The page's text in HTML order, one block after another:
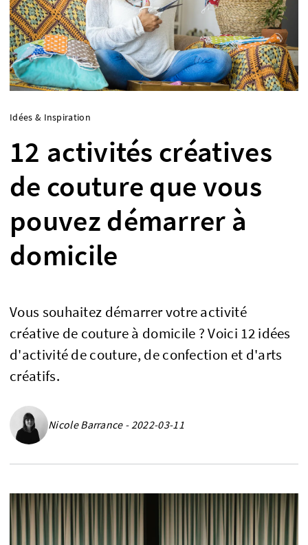
Idées & Inspiration
12 activités créatives
de couture que vous
pouvez démarrer à
domicile
Vous souhaitez démarrer votre activité
créative de couture à domicile ? Voici 12 idées
d'activité de couture, de confection et d'arts
créatifs.
Nicole Barrance - 2022-03-11